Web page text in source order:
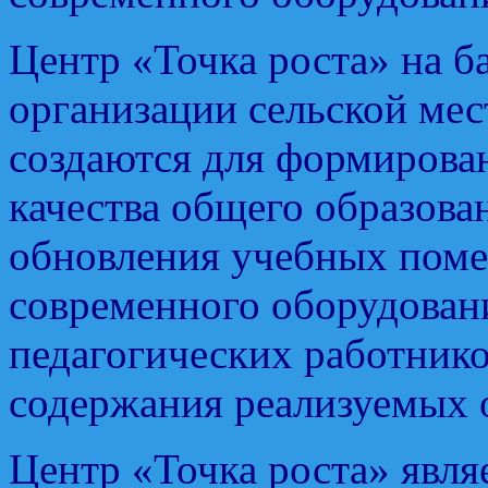
Центр «Точка роста» на
организации сельской
создаются для
качества общего
обновления учебных
современного
педагогических
содержания реализуемых
Центр «Точка роста»